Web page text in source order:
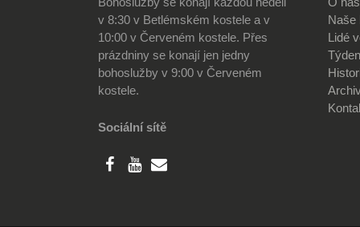
v 8:30 v Betlémském kostele a v
10:00 v Červeném kostele. Přes
prázdniny se konají jen jedny
bohoslužby v 9:00 v Červeném
kostele.
Sociální sítě
Naše
Lidé